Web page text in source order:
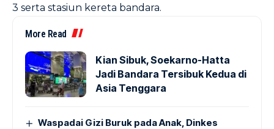
3 serta stasiun kereta bandara.
More Read
Kian Sibuk, Soekarno-Hatta
Jadi Bandara Tersibuk Kedua di
Asia Tenggara
Waspadai Gizi Buruk pada Anak, Dinkes